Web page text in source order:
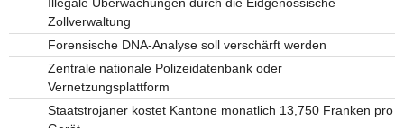
Illegale Überwachungen durch die Eidgenössische
Zollverwaltung
Forensische DNA-Analyse soll verschärft werden
Zentrale nationale Polizeidatenbank oder
Vernetzungsplattform
Staatstrojaner kostet Kantone monatlich 13,750 Franken pro